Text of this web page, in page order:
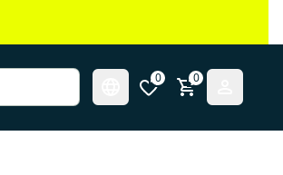
0 0